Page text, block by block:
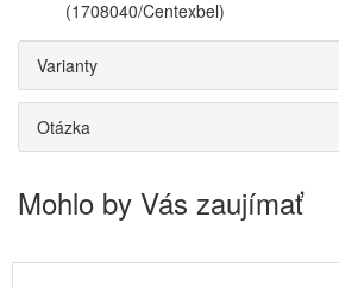
(1708040/Centexbel)
Varianty
Otázka
Mohlo by Vás zaujímať